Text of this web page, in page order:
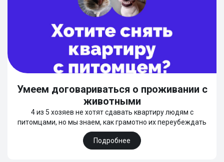
Умеем договариваться о проживании с
животными
4 из 5 хозяев не хотят сдавать квартиру людям с
питомцами, но мы знаем, как грамотно их переубеждать
Подробнее